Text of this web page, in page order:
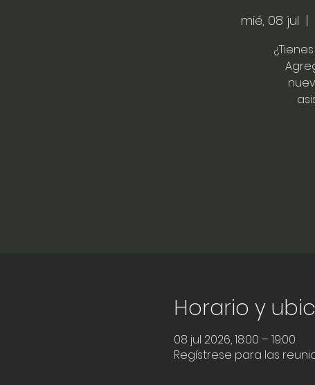
mié, 08 jul
  |
Horario y
08 jul 2026, 18:00 – 19:00
Regístrese para las